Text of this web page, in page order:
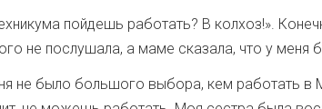
пойдешь работать? В колхоз!».
не послушала, а маме сказала, что у меня
не было большого выбора, кем работать в